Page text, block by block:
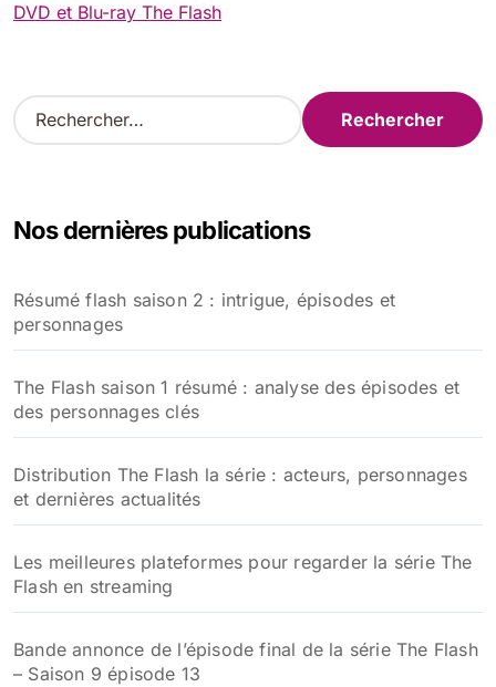
DVD et Blu-ray The Flash
R
e
r
e
r
Nos dernières publications
Résumé flash saison 2 : intrigue, épisodes et
personnages
The Flash saison 1 résumé : analyse des épisodes et
des personnages clés
Distribution The Flash la série : acteurs, personnages
et dernières actualités
Les meilleures plateformes pour regarder la série The
Flash en streaming
Bande annonce de l’épisode final de la série The Flash
– Saison 9 épisode 13